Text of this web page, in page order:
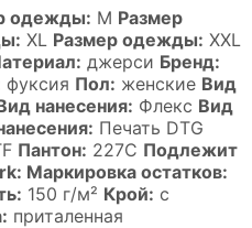
одежды: M Размер
XL Размер одежды: XXL
джерси Бренд:
фуксия Пол: женские Вид
нанесения: Флекс Вид
Печать DTG
Пантон: 227C Подлежит
Маркировка остатков:
150 г/м² Крой: с
приталенная